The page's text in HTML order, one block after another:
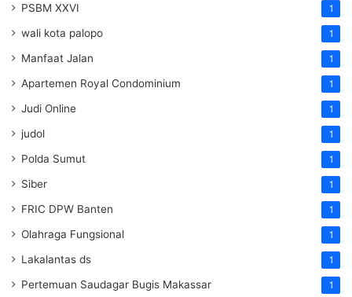
PSBM XXVI 1
wali kota palopo 1
Manfaat Jalan 1
Apartemen Royal Condominium 1
Judi Online 1
judol 1
Polda Sumut 1
Siber 1
FRIC DPW Banten 1
Olahraga Fungsional 1
Lakalantas ds 1
Pertemuan Saudagar Bugis Makassar 1